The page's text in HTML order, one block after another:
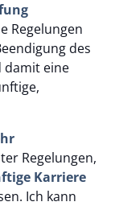
Regelungen
des
damit eine
Regelungen,
Karriere
Ich kann